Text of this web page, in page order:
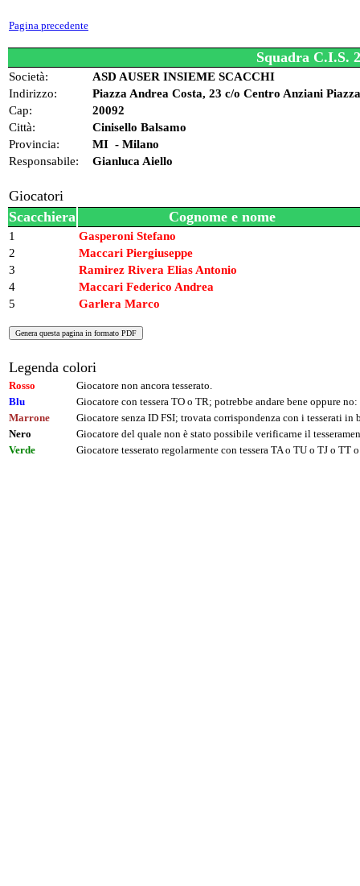
Pagina precedente
Squadra C.I.S.
Società:
ASD AUSER INSIEME SCACCHI
Indirizzo:
Piazza Andrea Costa, 23 c/o Centro Anziani
Cap:
20092
Città:
Cinisello Balsamo
Provincia:
MI - Milano
Responsabile:
Gianluca Aiello
Giocatori
Scacchiera
Cognome e nome
1
Gasperoni Stefano
2
Maccari Piergiuseppe
3
Ramirez Rivera Elias Antonio
4
Maccari Federico Andrea
5
Garlera Marco
Legenda colori
Rosso
Giocatore non ancora tesserato.
Blu
Giocatore con tessera TO o TR; potrebbe andare bene oppure
Marrone
Giocatore senza ID FSI; trovata corrispondenza con i tesserati
Nero
Giocatore del quale non è stato possibile verificarne il
Verde
Giocatore tesserato regolarmente con tessera TA o TU o TJ o TT